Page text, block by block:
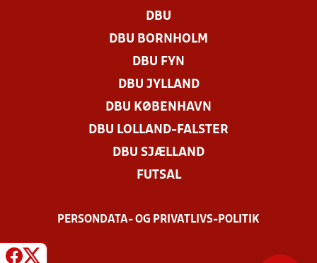
DBU
DBU BORNHOLM
DBU FYN
DBU JYLLAND
DBU KØBENHAVN
DBU LOLLAND-FALSTER
DBU SJÆLLAND
FUTSAL
PERSONDATA- OG PRIVATLIVS-POLITIK